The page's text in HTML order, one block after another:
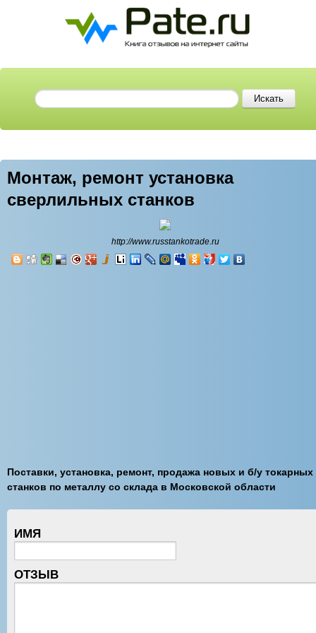
Монтаж, ремонт установка
сверлильных станков
http://www.russtankotrade.ru
Поставки, установка, ремонт, продажа новых и б/у токарных
станков по металлу со склада в Московской области
ИМЯ
ОТЗЫВ